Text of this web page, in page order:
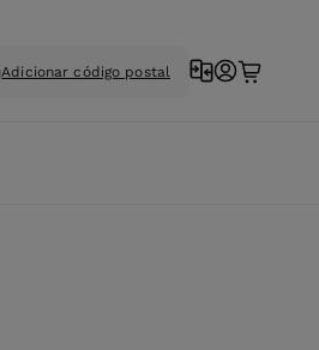
Adicionar código postal